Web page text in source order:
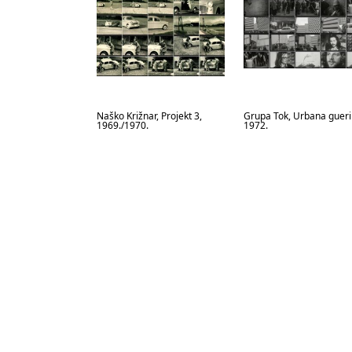
Naško Križnar, Projekt 3,
1969./1970.
Grupa Tok, Urbana
1972.